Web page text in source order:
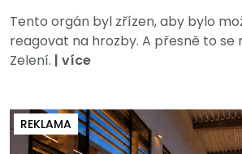
Tento orgán byl zřízen, aby bylo
reagovat na hrozby. A přesně to se
Zelení. | více
REKLAMA